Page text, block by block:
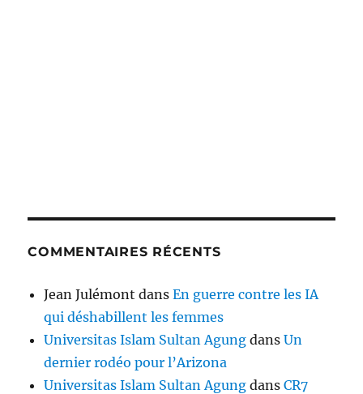
COMMENTAIRES RÉCENTS
Jean Julémont dansEn guerre contre les IA
qui déshabillent les femmes
Universitas Islam Sultan Agung dansUn
dernier rodéo pour l’Arizona
Universitas Islam Sultan Agung dansCR7